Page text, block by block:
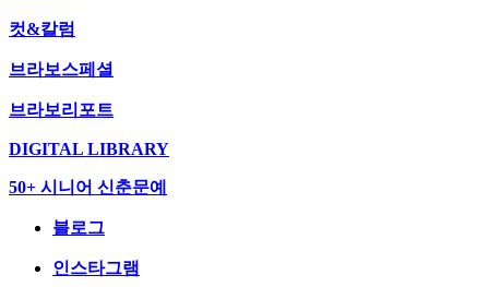
컷&칼럼
브라보스페셜
브라보리포트
DIGITAL LIBRARY
50+ 시니어 신춘문예
블로그
인스타그램